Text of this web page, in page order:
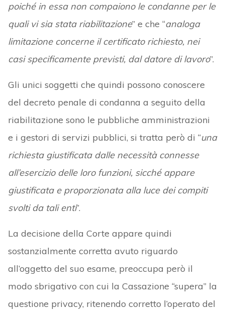
poiché in essa non compaiono le condanne per le
quali vi sia stata riabilitazione” e che “analoga
limitazione concerne il certificato richiesto, nei
casi specificamente previsti, dal datore di lavoro”.
Gli unici soggetti che quindi possono conoscere
del decreto penale di condanna a seguito della
riabilitazione sono le pubbliche amministrazioni
e i gestori di servizi pubblici, si tratta però di “una
richiesta giustificata dalle necessità connesse
all’esercizio delle loro funzioni, sicché appare
giustificata e proporzionata alla luce dei compiti
svolti da tali enti”.
La decisione della Corte appare quindi
sostanzialmente corretta avuto riguardo
all’oggetto del suo esame, preoccupa però il
modo sbrigativo con cui la Cassazione “supera” la
questione privacy, ritenendo corretto l’operato del